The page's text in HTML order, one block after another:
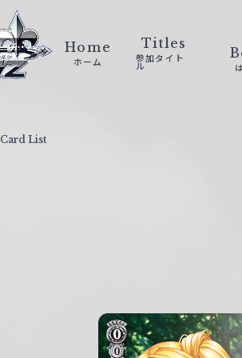
Home
ホーム
Titles
参加タイト
ル
Card List